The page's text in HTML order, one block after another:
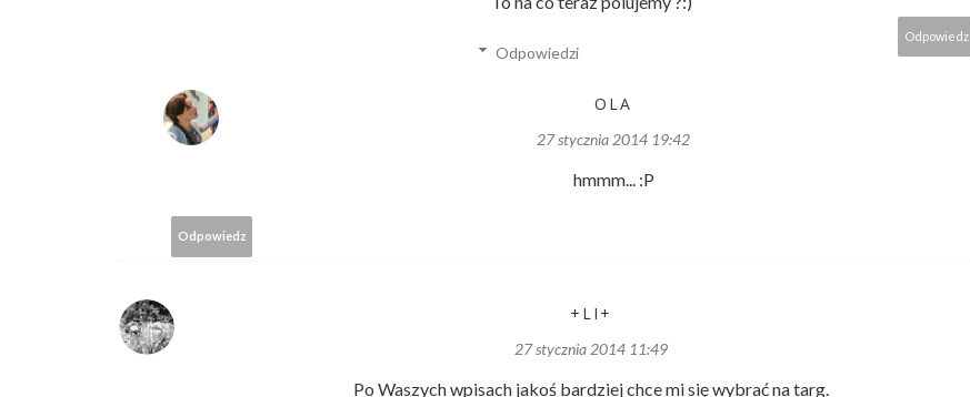
Odpowiedz
Odpowiedzi
OLA
27 stycznia 2014 19:42
hmmm... :P
Odpowiedz
+LI+
27 stycznia 2014 11:49
Po Waszych wpisach jakoś bardziej chce mi się wybrać na targ.